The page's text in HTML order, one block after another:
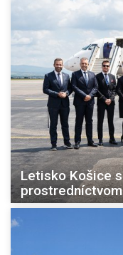
Letisko Košice